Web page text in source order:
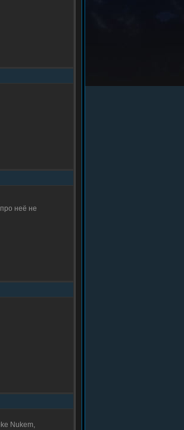
неё не
Nukem,